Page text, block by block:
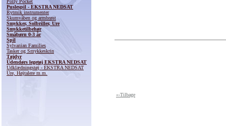
Polly Pocket
Puslespil - EKSTRA NEDSAT
Rytmik instrumenter
Skumvåben og armbrøst
Smykker, Solbriller, Ure
Smykketilbehør
Småbørn 0-3 år
Spil
Sylvanian Families
Tasker og Smykkeskrin
Tøjdyr
Udendørs legetøj EKSTRA NEDSAT
Udklædningstøj - EKSTRA NEDSAT
Ure, Højtalere m.m.
«-Tilbage